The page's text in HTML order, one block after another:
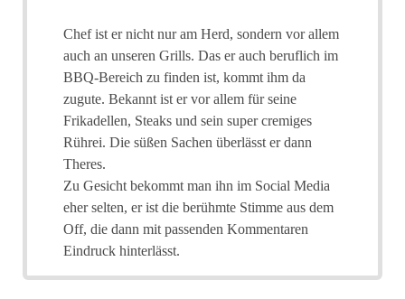
Chef ist er nicht nur am Herd, sondern vor allem
auch an unseren Grills. Das er auch beruflich im
BBQ-Bereich zu finden ist, kommt ihm da
zugute. Bekannt ist er vor allem für seine
Frikadellen, Steaks und sein super cremiges
Rührei. Die süßen Sachen überlässt er dann
Theres.
Zu Gesicht bekommt man ihn im Social Media
eher selten, er ist die berühmte Stimme aus dem
Off, die dann mit passenden Kommentaren
Eindruck hinterlässt.